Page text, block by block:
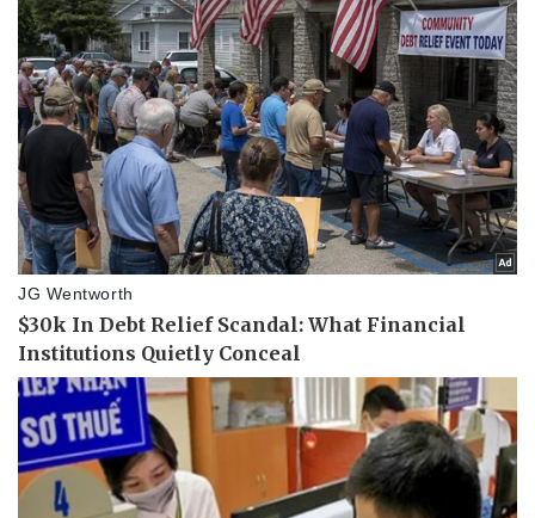
Thể thao
Bóng đá
Lịch thi đấu bóng đá
eSports
Hậu trường
Ô tô - Xe máy
Ô tô